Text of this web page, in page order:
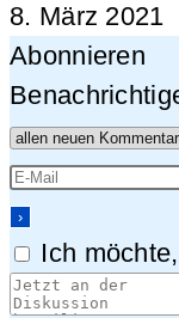
8. März 2021
Abonnieren
Ich